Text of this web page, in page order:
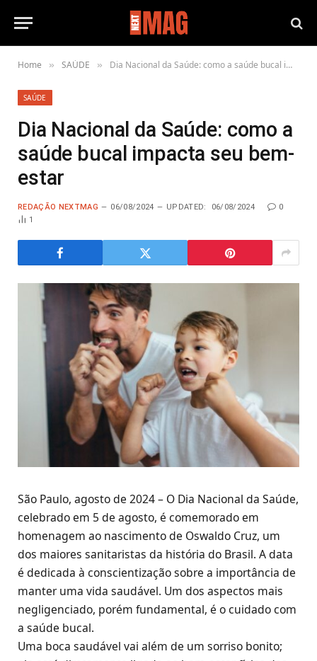
Home » SAÚDE » Dia Nacional da Saúde: como a saúde bucal impacta seu bem-estar
SAÚDE
Dia Nacional da Saúde: como a
saúde bucal impacta seu bem-
estar
REDAÇÃO NEXTMAG 06/08/2024 UPDATED: 06/08/2024
0
1
São Paulo, agosto de 2024 – O Dia Nacional da Saúde,
celebrado em 5 de agosto, é comemorado em
homenagem ao nascimento de Oswaldo Cruz, um
dos maiores sanitaristas da história do Brasil. A data
é dedicada à conscientização sobre a importância de
manter uma vida saudável. Um dos aspectos mais
negligenciado, porém fundamental, é o cuidado com
a saúde bucal.
Uma boca saudável vai além de um sorriso bonito;